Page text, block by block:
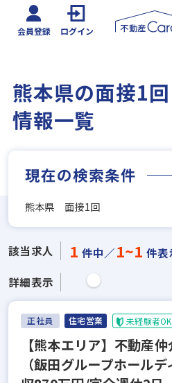
会員登録 ログイン
熊本県の面接1
情報一覧
現在の検索条件
熊本県 面接1回
該当求人 1 件中／1~1 件表
詳細表示
正社員 住宅営業 未経験者OK
【熊本エリア】不動産
（飯田グループホール